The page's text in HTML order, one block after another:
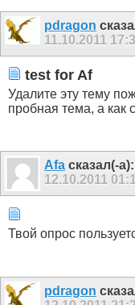
pdragon
11.10.2011
test for Af
Удалите эту тему
пробная тема, а как
Afa сказал(-а):
12.10.2011
Твой опрос
pdragon